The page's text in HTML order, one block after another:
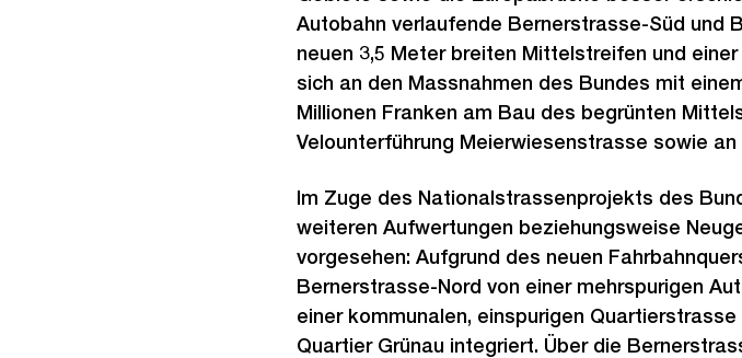
Autobahn verlaufende Bernerstrasse-Süd und
neuen 3,5 Meter breiten Mittelstreifen und
sich an den Massnahmen des Bundes mit
Millionen Franken am Bau des begrünten
Velounterführung Meierwiesenstrasse sowie
Im Zuge des Nationalstrassenprojekts des
weiteren Aufwertungen beziehungsweise
vorgesehen: Aufgrund des neuen
Bernerstrasse-Nord von einer mehrspurigen
einer kommunalen, einspurigen
Quartier Grünau integriert. Über die